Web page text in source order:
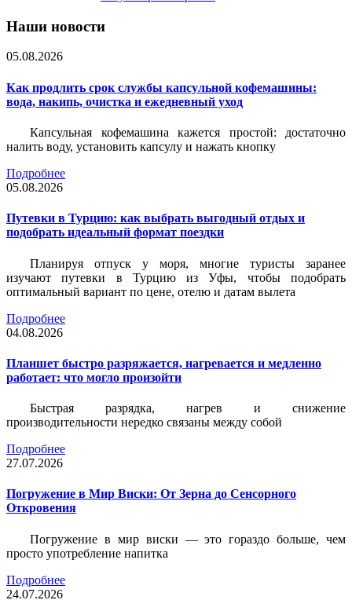
Наши новости
05.08.2026
Как продлить срок службы капсульной кофемашины:
вода, накипь, очистка и ежедневный уход
Капсульная кофемашина кажется простой: достаточно
налить воду, установить капсулу и нажать кнопку
Подробнее
05.08.2026
Путевки в Турцию: как выбрать выгодный отдых и
подобрать идеальный формат поездки
Планируя отпуск у моря, многие туристы заранее
изучают путевки в Турцию из Уфы, чтобы подобрать
оптимальный вариант по цене, отелю и датам вылета
Подробнее
04.08.2026
Планшет быстро разряжается, нагревается и медленно
работает: что могло произойти
Быстрая разрядка, нагрев и снижение
производительности нередко связаны между собой
Подробнее
27.07.2026
Погружение в Мир Виски: От Зерна до Сенсорного
Откровения
Погружение в мир виски — это гораздо больше, чем
просто употребление напитка
Подробнее
24.07.2026